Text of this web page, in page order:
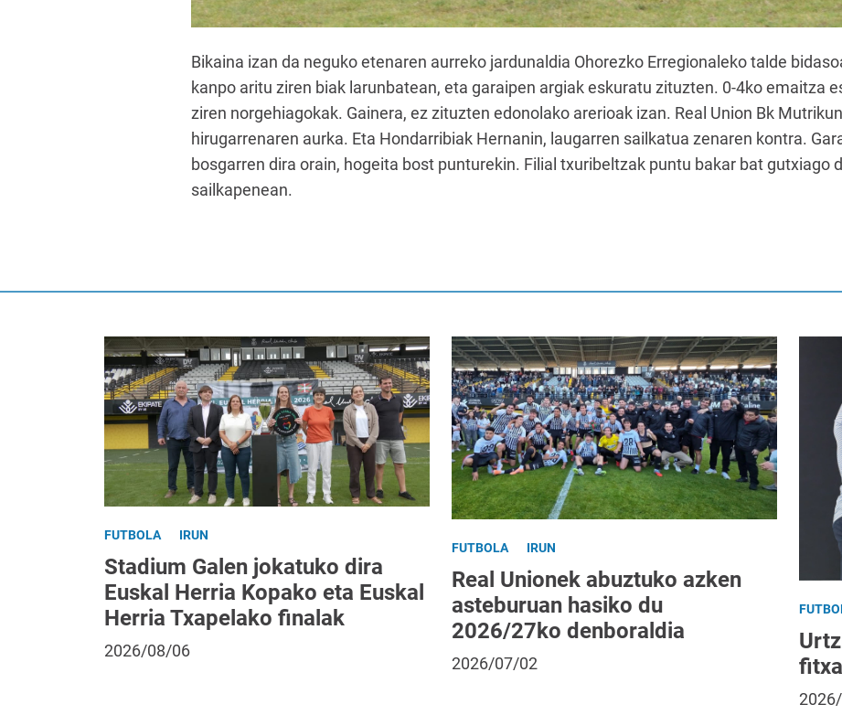
Bikaina izan da neguko etenaren aurreko jardunaldia Ohorezko Erregionaleko talde
kanpo aritu ziren biak larunbatean, eta garaipen argiak eskuratu zituzten. 0-4ko emaitza
ziren norgehiagokak. Gainera, ez zituzten edonolako arerioak izan. Real Union Bk
hirugarrenaren aurka. Eta Hondarribiak Hernanin, laugarren sailkatua zenaren kontra.
bosgarren dira orain, hogeita bost punturekin. Filial txuribeltzak puntu bakar bat gutxiago
sailkapenean.
FUTBOLA IRUN
Stadium Galen jokatuko dira
Euskal Herria Kopako eta Euskal
Herria Txapelako finalak
2026/08/06
FUTBOLA IRUN
Real Unionek abuztuko azken
asteburuan hasiko du
2026/27ko denboraldia
2026/07/02